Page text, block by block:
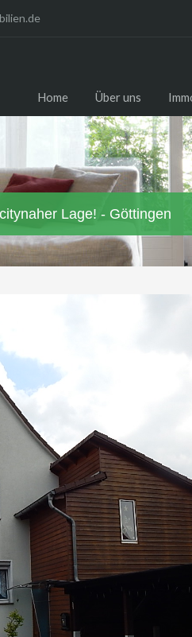
Home Über uns
Lage! - Göttingen